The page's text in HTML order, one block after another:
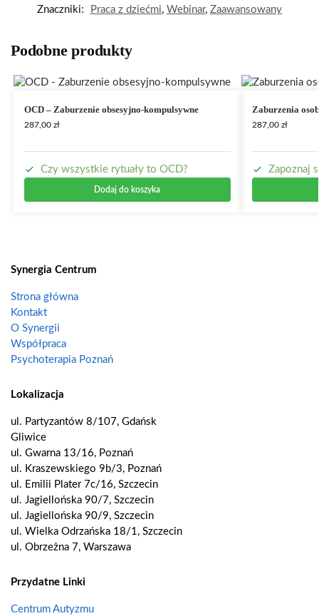
Znaczniki: Praca z dziećmi, Webinar, Zaawansowany
Podobne produkty
OCD – Zaburzenie obsesyjno-kompulsywne
287,00 zł
Czy wszystkie rytuały to OCD?
Dodaj do koszyka
Zaburzenia
287,00 zł
Zapoznaj
Synergia Centrum
Strona główna
Kontakt
O Synergii
Współpraca
Psychoterapia Poznań
Lokalizacja
ul. Partyzantów 8/107, Gdańsk
Gliwice
ul. Gwarna 13/16, Poznań
ul. Kraszewskiego 9b/3, Poznań
ul. Emilii Plater 7c/16, Szczecin
ul. Jagiellońska 90/7, Szczecin
ul. Jagiellońska 90/9, Szczecin
ul. Wielka Odrzańska 18/1, Szczecin
ul. Obrzeżna 7, Warszawa
Przydatne Linki
Centrum Autyzmu